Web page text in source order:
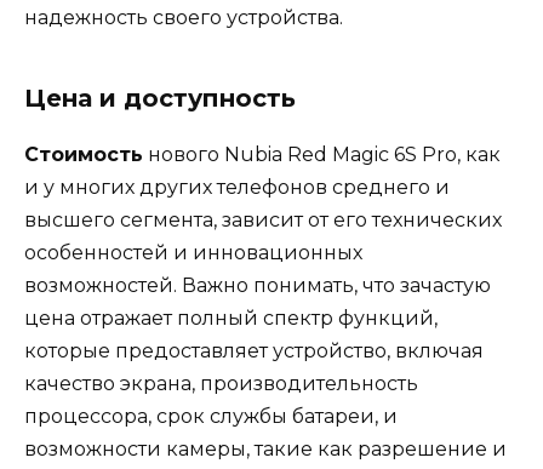
надежность своего устройства.
Цена и доступность
Стоимость нового Nubia Red Magic 6S Pro, как
и у многих других телефонов среднего и
высшего сегмента, зависит от его технических
особенностей и инновационных
возможностей. Важно понимать, что зачастую
цена отражает полный спектр функций,
которые предоставляет устройство, включая
качество экрана, производительность
процессора, срок службы батареи, и
возможности камеры, такие как разрешение и